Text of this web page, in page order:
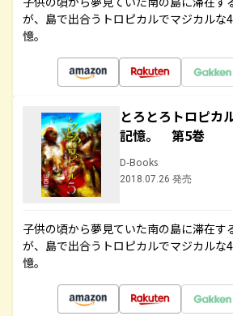
が、島で出合うトロピカルでマジカルな
憶。
とろとろトロピ
記憶。 第5巻
D-Books
2018.07.26 発売
子供の頃から夢見ていた南の島に滞在す
が、島で出合うトロピカルでマジカルな
憶。